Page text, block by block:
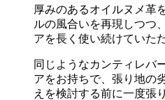
厚みのあるオイルヌメ革
ルの風合いを再現しつつ
アを長く使い続けていた
同じようなカンティレバ
アをお持ちで、張り地の
えを検討する前に一度張